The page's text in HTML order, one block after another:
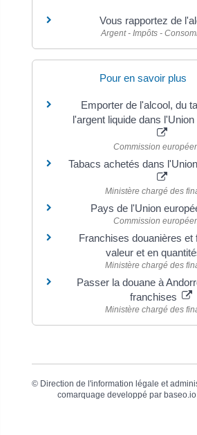
Vous rapportez de
Argent - Impôts -
Pour en savoir plus
Emporter de l'alcool, du
l'argent liquide dans
Commission
Tabacs achetés dans
Ministère chargé des
Pays de l'Union
Commission
Franchises douanières et
valeur et en
Ministère chargé des
Passer la douane à
franchises
Ministère chargé des
© Direction de l'information légale et
comarquage developpé par baseo.io